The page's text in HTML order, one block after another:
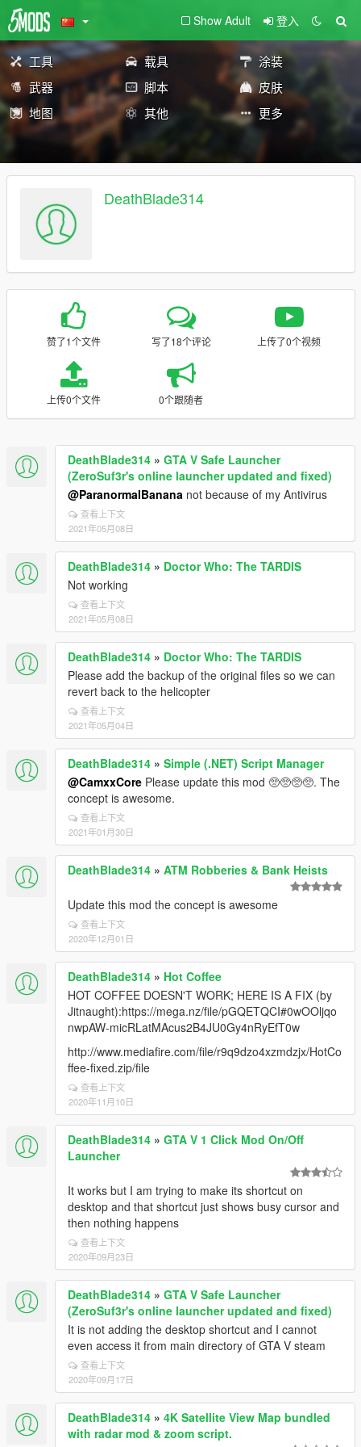
Show Adult 登入
工具 载具
涂装
武器
脚本
皮肤
地图
其他 更多
DeathBlade314
赞了1个文件 写了18个评论 上传了0个视频
上传0个文件 0个跟随者
DeathBlade314 » GTA V Safe Launcher
(ZeroSuf3r's online launcher updated and fixed)
@ParanormalBanana not because of my Antivirus
查看上下文
2021年05月08日
DeathBlade314 » Doctor Who: The TARDIS
Not working
查看上下文
2021年05月08日
DeathBlade314 » Doctor Who: The TARDIS
Please add the backup of the original files so we can
revert back to the helicopter
查看上下文
2021年05月04日
DeathBlade314 » Simple (.NET) Script Manager
@CamxxCore Please update this mod 🥺🥺🥺🥺. The
concept is awesome.
查看上下文
2021年01月30日
DeathBlade314 » ATM Robberies & Bank Heists
Update this mod the concept is awesome
查看上下文
2020年12月01日
DeathBlade314 » Hot Coffee
HOT COFFEE DOESN'T WORK; HERE IS A FIX (by
Jitnaught):https://mega.nz/file/pGQETQCI#0wOOljqo
nwpAW-micRLatMAcus2B4JU0Gy4nRyEfT0w
http://www.mediafire.com/file/r9q9dzo4xzmdzjx/HotCo
ffee-fixed.zip/file
查看上下文
2020年11月10日
DeathBlade314 » GTA V 1 Click Mod On/Off
Launcher
It works but I am trying to make its shortcut on
desktop and that shortcut just shows busy cursor and
then nothing happens
查看上下文
2020年09月23日
DeathBlade314 » GTA V Safe Launcher
(ZeroSuf3r's online launcher updated and fixed)
It is not adding the desktop shortcut and I cannot
even access it from main directory of GTA V steam
查看上下文
2020年09月17日
DeathBlade314 » 4K Satellite View Map bundled
with radar mod & zoom script.